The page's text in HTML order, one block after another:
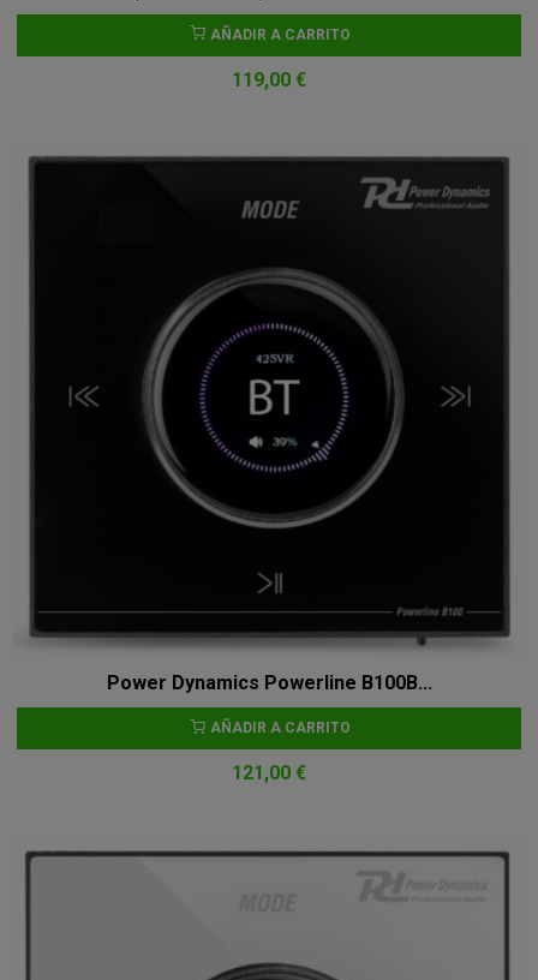
AÑADIR A CARRITO
119,00 €
Power Dynamics Powerline B100B...
AÑADIR A CARRITO
121,00 €